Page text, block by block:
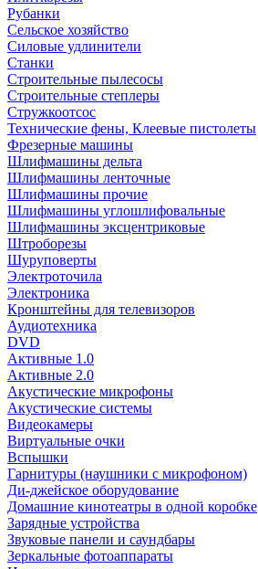
Рубанки
Сельское хозяйство
Силовые удлинители
Станки
Строительные пылесосы
Строительные степлеры
Стружкоотсос
Технические фены, Клеевые пистолеты
Фрезерные машины
Шлифмашины дельта
Шлифмашины ленточные
Шлифмашины прочие
Шлифмашины углошлифовальные
Шлифмашины эксцентриковые
Штроборезы
Шуруповерты
Электроточила
Электроника
Кронштейны для телевизоров
Аудиотехника
DVD
Активные 1.0
Активные 2.0
Акустические микрофоны
Акустические системы
Видеокамеры
Виртуальные очки
Вспышки
Гарнитуры (наушники с микрофоном)
Ди-джейское оборудование
Домашние кинотеатры в одной коробке
Зарядные устройства
Звуковые панели и саундбары
Зеркальные фотоаппараты